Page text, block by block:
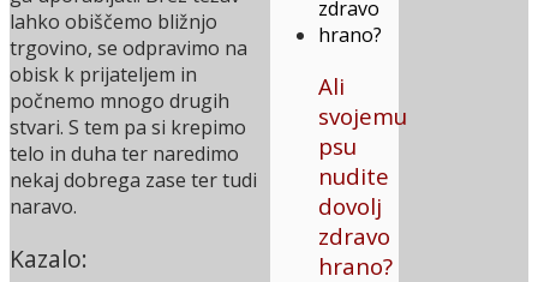
Ali
svojemu
psu
nudite
dovolj
zdravo
hrano?
lahko obiščemo bližnjo
trgovino, se odpravimo na
obisk k prijateljem in
počnemo mnogo drugih
stvari. S tem pa si krepimo
telo in duha ter naredimo
nekaj dobrega zase ter tudi
naravo.
Kazalo: